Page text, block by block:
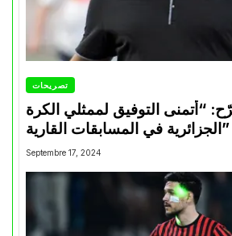
تصريحات
“أتمنى التوفيق لممثلي الكرة
الجزائرية في المسابقات القارية”
Septembre 17, 2024